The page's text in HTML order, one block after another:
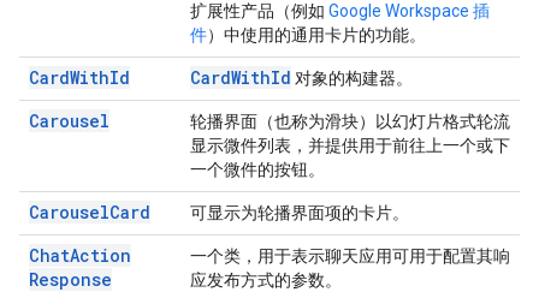
扩展性产品（例如 Google Workspace 插
件）中使用的通用卡片的功能。
CardWithId CardWithId 对象的构建器。
Carousel
轮播界面（也称为滑块）以幻灯片格式轮流
显示微件列表，并提供用于前往上一个或下
一个微件的按钮。
CarouselCard 可显示为轮播界面项的卡片。
ChatAction
Response
一个类，用于表示聊天应用可用于配置其响
应发布方式的参数。